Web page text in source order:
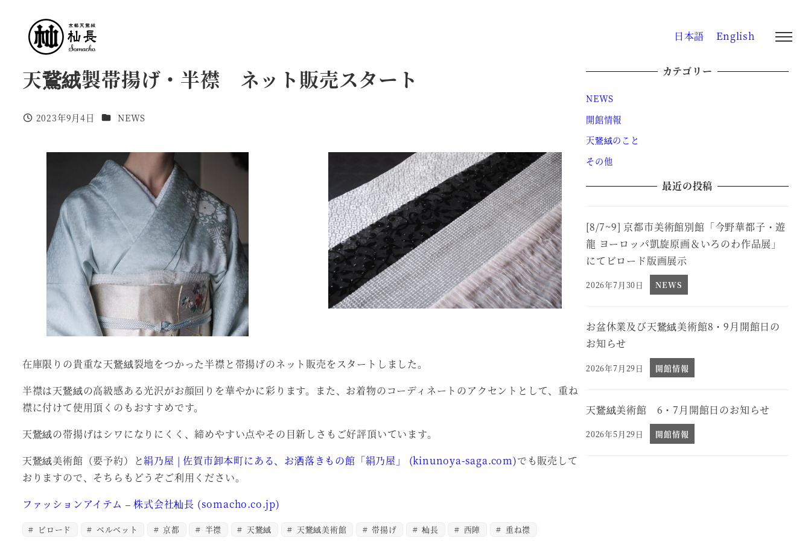
日本語 English
天鵞絨製帯揚げ・半襟 ネット販売スタート
投稿日
2023年9月4日 カテゴリー
NEWS
在庫限りの貴重な天鵞絨裂地をつかった半襟と帯揚げのネット販売をスタートしました。
半襟は天鵞絨の高級感ある光沢がお顔回りを華やかに彩ります。また、お着物のコーディネートのアクセントとして、重ね
襟に付けて使用頂くのもおすすめです。
天鵞絨の帯揚げはシワになりにくく、締めやすい点やその目新しさもご好評頂いています。
天鵞絨美術館（要予約）と絹乃屋 | 佐賀市卸本町にある、お洒落きもの館「絹乃屋」 (kinunoya-saga.com)でも販売して
おりますので、そちらもどうぞご利用ください。
ファッションアイテム – 株式会社杣長 (somacho.co.jp)
ビロード ベルベット 京都 半襟 天鵞絨 天鵞絨美術館 帯揚げ 杣長 西陣 重ね襟
カテゴリー
NEWS
開館情報
天鵞絨のこと
その他
最近の投稿
[8/7~9] 京都市美術館別館「今野華都子・遊
龍 ヨーロッパ凱旋原画＆いろのわ作品展」
にてビロード版画展示
投稿日
2026年7月30日 NEWS
お盆休業及び天鵞絨美術館8・9月開館日の
お知らせ
投稿日
2026年7月29日 開館情報
天鵞絨美術館 6・7月開館日のお知らせ
投稿日
2026年5月29日 開館情報